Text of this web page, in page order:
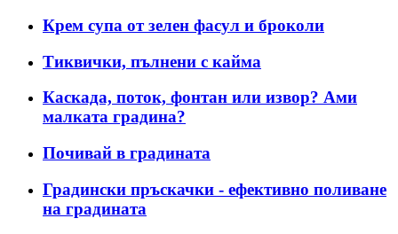
Крем супа от зелен фасул и броколи
Тиквички, пълнени с кайма
Каскада, поток, фонтан или извор? Ами
малката градина?
Почивай в градината
Градински пръскачки - ефективно поливане
на градината